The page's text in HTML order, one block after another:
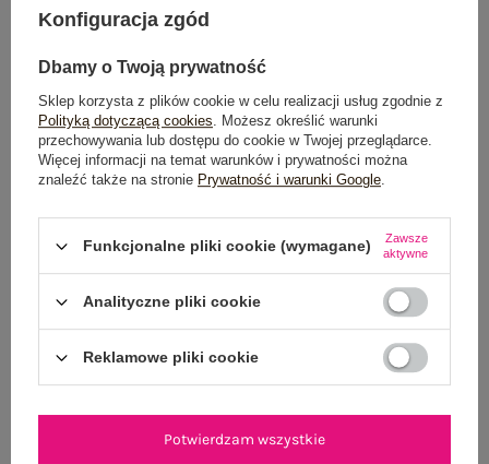
One size
DODAJ DO KOSZYKA
Możesz kupić także poprzez:
Dostawaod 7,99 zł
Wysyłka wponiedziałek
Konfiguracja zgód
Dbamy o Twoją prywatność
Sklep korzysta z plików cookie w celu realizacji usług zgodnie z
Polityką dotyczącą cookies. Możesz określić warunki
przechowywania lub dostępu do cookie w Twojej przeglądarce.
Więcej informacji na temat warunków i prywatności można
znaleźć także na stronie Prywatność i warunki Google.
Funkcjonalne pliki cookie (wymagane)
Zawsze
aktywne
Analityczne pliki cookie
Reklamowe pliki cookie
Potwierdzam wszystkie